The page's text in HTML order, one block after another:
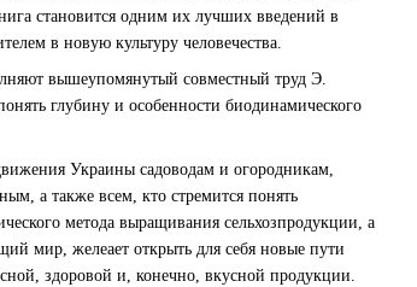
становится одним их лучших введений в
в новую культуру человечества.
вышеупомянутый совместный труд Э.
глубину и особенности биодинамического
Украины садоводам и огородникам,
а также всем, кто стремится понять
метода выращивания сельхозпродукции, а
мир, желеает открыть для себя новые пути
здоровой и, конечно, вкусной продукции.